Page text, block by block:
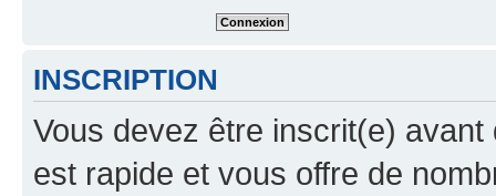
INSCRIPTION
Vous devez être inscrit(e) avant
est rapide et vous offre de